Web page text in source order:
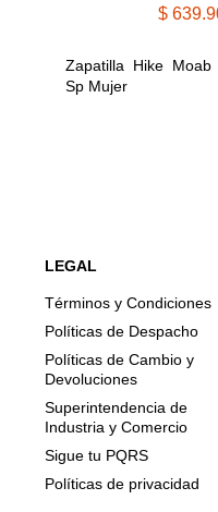
$ 639.
Zapatilla Hike
Sp Mujer
LEGAL
Términos y Condiciones
Políticas de Despacho
Políticas de Cambio y
Devoluciones
Superintendencia de
Industria y Comercio
Sigue tu PQRS
Políticas de privacidad